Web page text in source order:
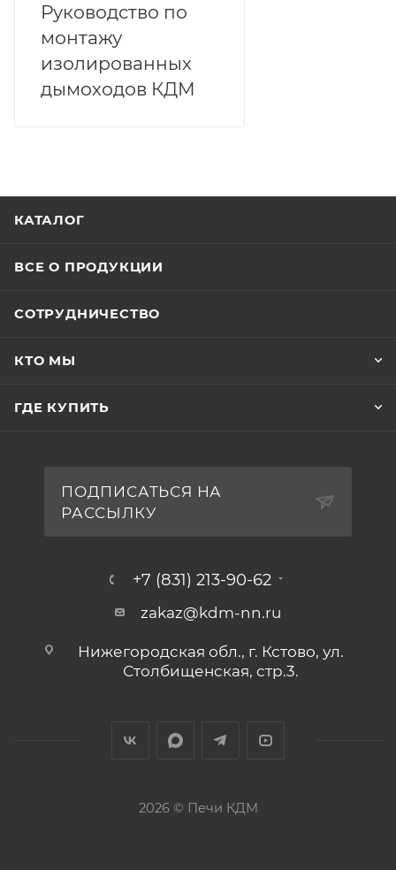
Руководство по
монтажу
изолированных
дымоходов КДМ
КАТАЛОГ
ВСЕ О ПРОДУКЦИИ
СОТРУДНИЧЕСТВО
КТО МЫ
ГДЕ КУПИТЬ
ПОДПИСАТЬСЯ НА
РАССЫЛКУ
+7 (831) 213-90-62
zakaz@kdm-nn.ru
Нижегородская обл., г. Кстово, ул.
Столбищенская, стр.3.
2026 © Печи КДМ